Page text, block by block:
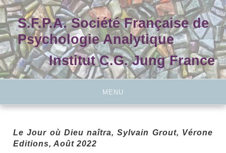
Skip
to
contentS.F.P.A. Société Française de
Psychologie Analytique
Institut C.G. Jung France
MENU
Le Jour où Dieu naîtra, Sylvain Grout, Vérone
Editions, Août 2022